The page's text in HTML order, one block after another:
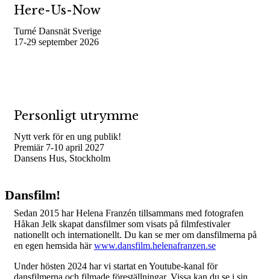
Here-Us-Now
Turné Dansnät Sverige
17-29 september 2026
Personligt utrymme
Nytt verk för en ung publik!
Premiär 7-10 april 2027
Dansens Hus, Stockholm
Dansfilm!
Sedan 2015 har Helena Franzén tillsammans med fotografen
Håkan Jelk skapat dansfilmer som visats på filmfestivaler
nationellt och internationellt. Du kan se mer om dansfilmerna på
en egen hemsida härwww.dansfilm.helenafranzen.se
Under hösten 2024 har vi startat en Youtube-kanal för
dansfilmerna och filmade föreställningar. Vissa kan du se i sin